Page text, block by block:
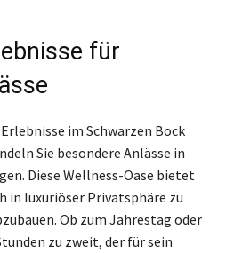
für
im Schwarzen Bock
Sie besondere Anlässe in
Diese Wellness-Oase bietet
in luxuriöser Privatsphäre zu
Ob zum Jahrestag oder
zu zweit, der für sein